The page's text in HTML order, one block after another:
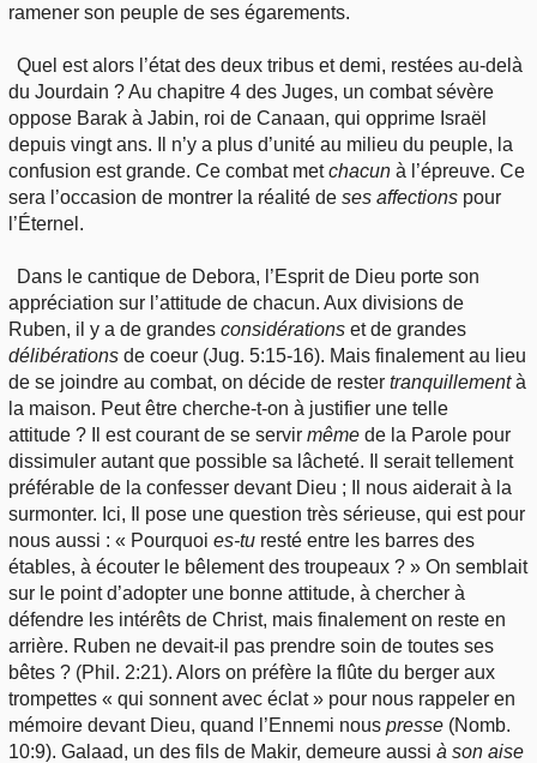
ramener son peuple de ses égarements.
Quel est alors l’état des deux tribus et demi, restées au-delà
du Jourdain ? Au chapitre 4 des Juges, un combat sévère
oppose Barak à Jabin, roi de Canaan, qui opprime Israël
depuis vingt ans. Il n’y a plus d’unité au milieu du peuple, la
confusion est grande. Ce combat metchacun à l’épreuve. Ce
sera l’occasion de montrer la réalité de ses affections pour
l’Éternel.
Dans le cantique de Debora, l’Esprit de Dieu porte son
appréciation sur l’attitude de chacun. Aux divisions de
Ruben, il y a de grandes considérations et de grandes
délibérations de coeur (Jug. 5:15-16). Mais finalement au lieu
de se joindre au combat, on décide de rester tranquillementà
la maison. Peut être cherche-t-on à justifier une telle
attitude ? Il est courant de se servir même de la Parole pour
dissimuler autant que possible sa lâcheté. Il serait tellement
préférable de la confesser devant Dieu ; Il nous aiderait à la
surmonter. Ici, Il pose une question très sérieuse, qui est pour
nous aussi : « Pourquoi es-tu resté entre les barres des
étables, à écouter le bêlement des troupeaux ? » On semblait
sur le point d’adopter une bonne attitude, à chercher à
défendre les intérêts de Christ, mais finalement on reste en
arrière. Ruben ne devait-il pas prendre soin de toutes ses
bêtes ? (Phil. 2:21). Alors on préfère la flûte du berger aux
trompettes « qui sonnent avec éclat » pour nous rappeler en
mémoire devant Dieu, quand l’Ennemi nous presse (Nomb.
10:9). Galaad, un des fils de Makir, demeure aussi à son aise